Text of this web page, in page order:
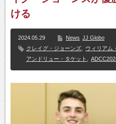
ける
2024.05.29 News JJ Globo
クレイグ・ジョーンズ
ウィリアム
アンドリュー・タケット